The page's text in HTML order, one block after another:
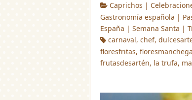
Caprichos |
Gastronomía española |
España | Semana Santa |
carnaval,chef,
floresfritas,
frutasdesartén, la trufa,